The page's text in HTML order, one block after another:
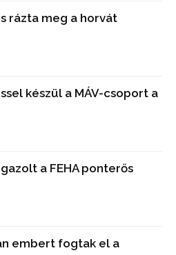
rázta meg a horvát
készül a MÁV-csoport a
a FEHA ponterős
embert fogtak el a